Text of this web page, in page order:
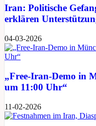
Iran: Politische
erklären
04-03-2026
„Free-Iran-Demo in
um 11:00 Uhr“
11-02-2026